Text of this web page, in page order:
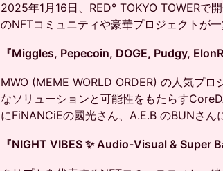
2025年1月16日、RED° TOKYO TOWERで
のNFTコミュニティや豪華プロジェクトが一
『Miggles, Pepecoin, DOGE, Pudgy,
​MWO (MEME WORLD ORDER) の人気プ
なソリューションと可能性をもたらす
にFiNANCiEの國光さん、A.E.B のBUNさん
『NIGHT VIBES ✨ Audio-Visual & Super